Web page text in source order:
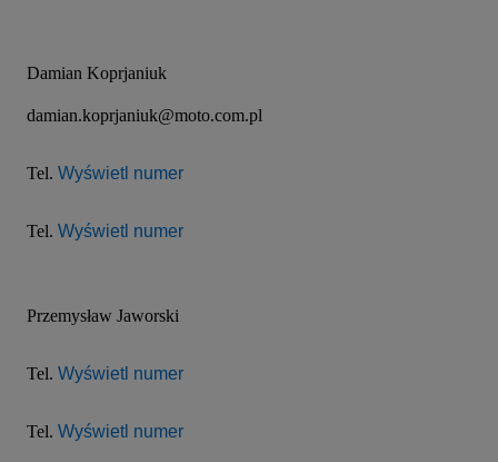
Damian Koprjaniuk
damian.koprjaniuk@moto.com.pl
Tel. Wyświetl numer
Tel. Wyświetl numer
Przemysław Jaworski
Tel. Wyświetl numer
Tel. Wyświetl numer